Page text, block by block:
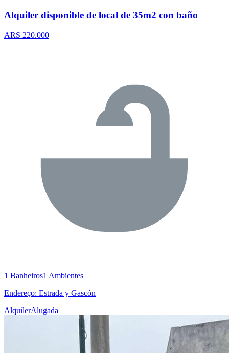
Alquiler disponible de local de 35m2 con baño
ARS 220.000
1 Banheiros1 Ambientes
Endereço: Estrada y Gascón
AlquilerAlugada